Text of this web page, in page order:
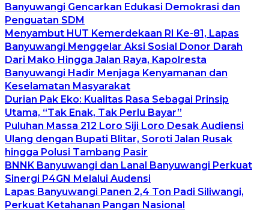
Banyuwangi Gencarkan Edukasi Demokrasi dan
Penguatan SDM
Menyambut HUT Kemerdekaan RI Ke-81, Lapas
Banyuwangi Menggelar Aksi Sosial Donor Darah
Dari Mako Hingga Jalan Raya, Kapolresta
Banyuwangi Hadir Menjaga Kenyamanan dan
Keselamatan Masyarakat
Durian Pak Eko: Kualitas Rasa Sebagai Prinsip
Utama, “Tak Enak, Tak Perlu Bayar”
Puluhan Massa 212 Loro Siji Loro Desak Audiensi
Ulang dengan Bupati Blitar, Soroti Jalan Rusak
hingga Polusi Tambang Pasir
BNNK Banyuwangi dan Lanal Banyuwangi Perkuat
Sinergi P4GN Melalui Audensi
Lapas Banyuwangi Panen 2,4 Ton Padi Siliwangi,
Perkuat Ketahanan Pangan Nasional